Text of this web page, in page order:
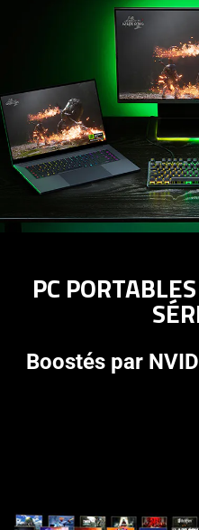
PC
Boostés par